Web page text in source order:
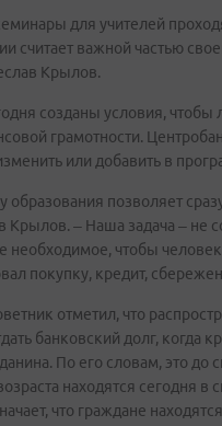
для учителей
считает важной частью
Крылов.
созданы условия,
грамотности.
или добавить в
образования позволяет
Крылов. – Наша задача – не
необходимое, чтобы
покупку, кредит,
отметил, что
банковский долг, когда
По его словам, это
находятся сегодня в
что граждане